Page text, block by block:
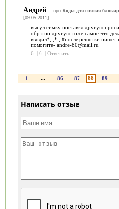
Андрей про Коды для снятия
[09-05-2011]
вынул симку поставил
обратно другую тоже самое что
вводил*,,,*,,,#после решотки пишет
помогите- andre-80@mail.ru
6
| 6 | Ответить
1 ... 86 87 88 89
Написать отзыв